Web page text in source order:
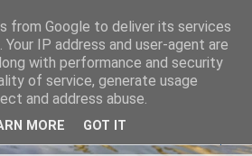
Střížov a Brtnice
from Google to deliver its services
IP address and user-agent are
with performance and security
of service, generate usage
and address abuse.
MORE GOT IT